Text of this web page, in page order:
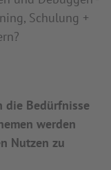
Schulung +
die Bedürfnisse
werden
Nutzen zu